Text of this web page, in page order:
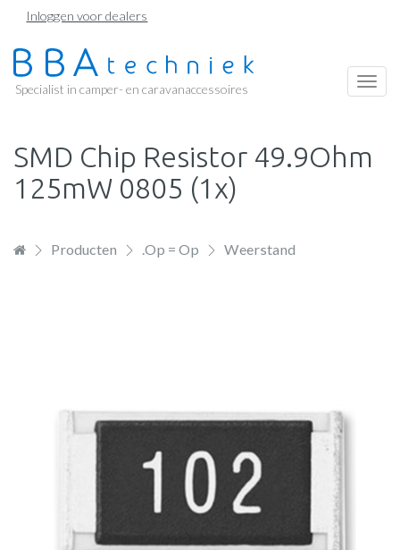
Overslaan
naar
de
Inloggen voor dealers
Specialist in camper- en caravanaccessoires
SMD Chip Resistor 49.9Ohm
125mW 0805 (1x)
Producten .Op = Op Weerstand